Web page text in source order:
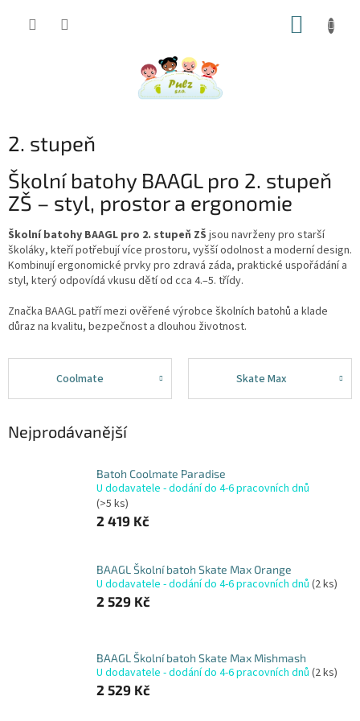
2. stupeň
Školní batohy BAAGL pro 2. stupeň
ZŠ – styl, prostor a ergonomie
Školní batohy BAAGL pro 2. stupeň ZŠ jsou navrženy pro starší
školáky, kteří potřebují více prostoru, vyšší odolnost a moderní design.
Kombinují ergonomické prvky pro zdravá záda, praktické uspořádání a
styl, který odpovídá vkusu dětí od cca 4.–5. třídy.
Značka BAAGLpatří mezi ověřené výrobce školních batohů a klade
důraz na kvalitu, bezpečnost a dlouhou životnost.
Coolmate Skate Max
Nejprodávanější
Batoh Coolmate Paradise
U dodavatele - dodání do 4-6 pracovních dnů
(>5 ks)
2 419 Kč
BAAGL Školní batoh Skate Max Orange
U dodavatele - dodání do 4-6 pracovních dnů (2 ks)
2 529 Kč
BAAGL Školní batoh Skate Max Mishmash
U dodavatele - dodání do 4-6 pracovních dnů (2 ks)
2 529 Kč